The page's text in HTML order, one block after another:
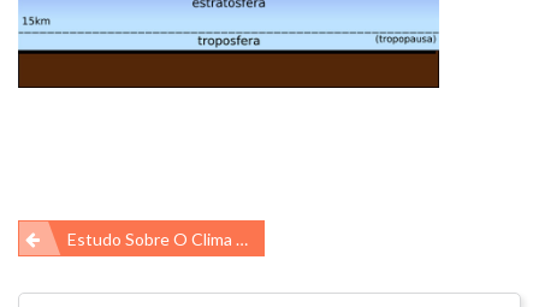
Navegação
de
Estudo Sobre O Clima De 2017… E Os Resultados Não São Bons!